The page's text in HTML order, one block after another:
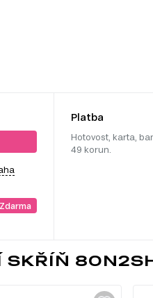
Zdarma
Platba
Hotovost, karta,
49 korun.